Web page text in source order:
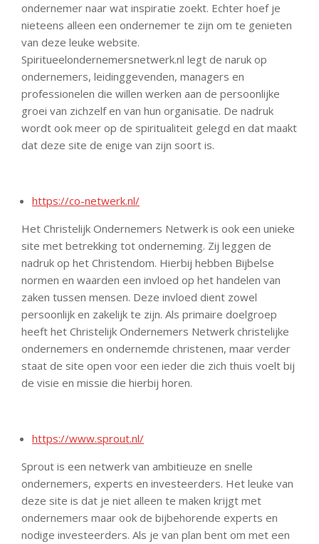
ondernemer naar wat inspiratie zoekt. Echter hoef je
nieteens alleen een ondernemer te zijn om te genieten
van deze leuke website.
Spiritueelondernemersnetwerk.nl legt de naruk op
ondernemers, leidinggevenden, managers en
professionelen die willen werken aan de persoonlijke
groei van zichzelf en van hun organisatie. De nadruk
wordt ook meer op de spiritualiteit gelegd en dat maakt
dat deze site de enige van zijn soort is.
https://co-netwerk.nl/
Het Christelijk Ondernemers Netwerk is ook een unieke
site met betrekking tot onderneming. Zij leggen de
nadruk op het Christendom. Hierbij hebben Bijbelse
normen en waarden een invloed op het handelen van
zaken tussen mensen. Deze invloed dient zowel
persoonlijk en zakelijk te zijn. Als primaire doelgroep
heeft het Christelijk Ondernemers Netwerk christelijke
ondernemers en ondernemde christenen, maar verder
staat de site open voor een ieder die zich thuis voelt bij
de visie en missie die hierbij horen.
https://www.sprout.nl/
Sprout is een netwerk van ambitieuze en snelle
ondernemers, experts en investeerders. Het leuke van
deze site is dat je niet alleen te maken krijgt met
ondernemers maar ook de bijbehorende experts en
nodige investeerders. Als je van plan bent om met een